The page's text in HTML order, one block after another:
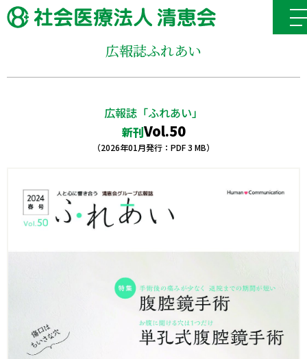
広報誌ふれあい
広報誌「ふれあい」
新刊Vol.50
（2026年01月発行：PDF 3 MB）